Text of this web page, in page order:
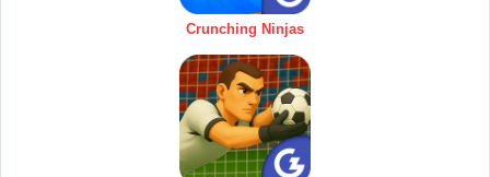
Crunching Ninjas